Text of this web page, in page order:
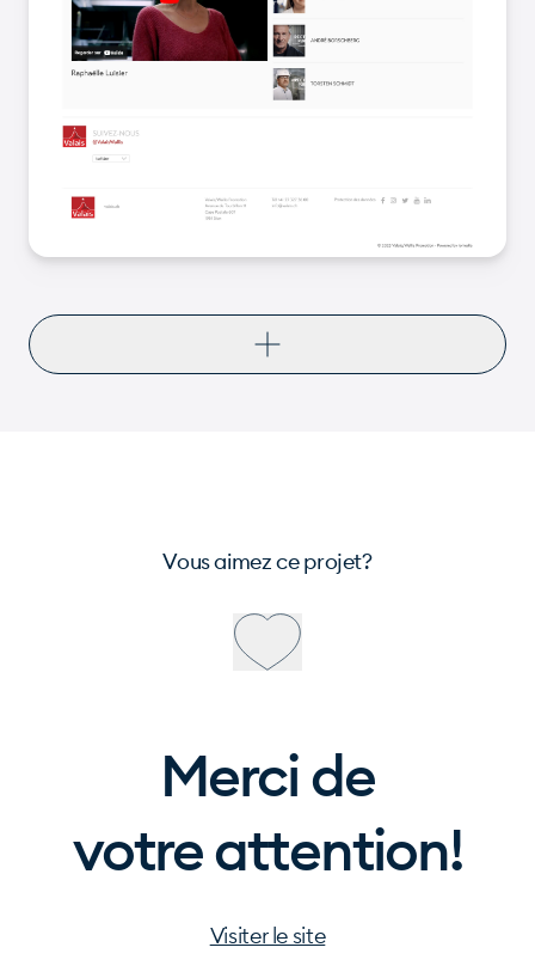
Vous aimez ce projet?
Merci de
votre attention!
Visiter le site